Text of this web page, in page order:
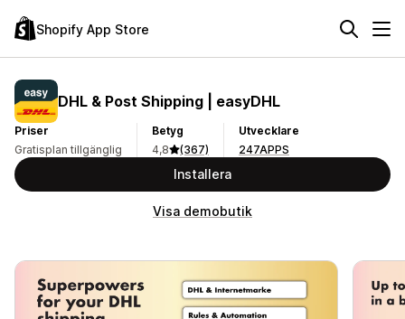
Shopify App Store
DHL & Post Shipping | easyDHL
Priser
Gratisplan tillgänglig
Betyg
4,8
(367)
Utvecklare
247APPS
Installera
Visa demobutik